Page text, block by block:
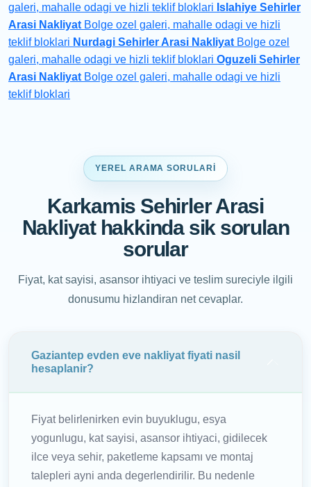
galeri, mahalle odagi ve hizli teklif bloklari Islahiye Sehirler
Arasi Nakliyat Bolge ozel galeri, mahalle odagi ve hizli
teklif bloklari Nurdagi Sehirler Arasi Nakliyat Bolge ozel
galeri, mahalle odagi ve hizli teklif bloklari Oguzeli Sehirler
Arasi Nakliyat Bolge ozel galeri, mahalle odagi ve hizli
teklif bloklari
YEREL ARAMA SORULARI
Karkamis Sehirler Arasi
Nakliyat hakkinda sik sorulan
sorular
Fiyat, kat sayisi, asansor ihtiyaci ve teslim sureciyle ilgili
donusumu hizlandiran net cevaplar.
Gaziantep evden eve nakliyat fiyati nasil
hesaplanir?
Fiyat belirlenirken evin buyuklugu, esya
yogunlugu, kat sayisi, asansor ihtiyaci, gidilecek
ilce veya sehir, paketleme kapsamı ve montaj
talepleri ayni anda degerlendirilir. Bu nedenle